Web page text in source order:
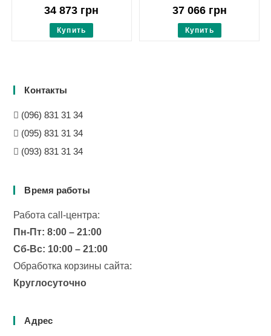
34 873 грн
Купить
37 066грн
Купить
Контакты
(096) 831 31 34
(095) 831 31 34
(093) 831 31 34
Время работы
Работа сall-центра:
Пн-Пт: 8:00 – 21:00
Сб-Вс: 10:00 – 21:00
Обработка корзины сайта:
Круглосуточно
Адрес